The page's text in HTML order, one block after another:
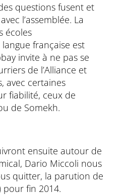
questions fusent et
l’assemblée. La
écoles
française est
invite à ne pas se
de l’Alliance et
avec certaines
fiabilité, ceux de
de Somekh.
ensuite autour de
Dario Miccoli nous
quitter, la parution de
pour fin 2014.